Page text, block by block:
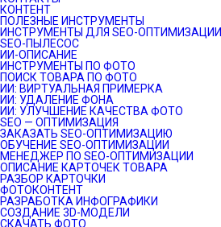
КОНТЕНТ
ПОЛЕЗНЫЕ ИНСТРУМЕНТЫ
ИНСТРУМЕНТЫ ДЛЯ SEO-ОПТИМИЗАЦИИ
SEO-ПЫЛЕСОС
ИИ-ОПИСАНИЕ
ИНСТРУМЕНТЫ ПО ФОТО
ПОИСК ТОВАРА ПО ФОТО
ИИ: ВИРТУАЛЬНАЯ ПРИМЕРКА
ИИ: УДАЛЕНИЕ ФОНА
ИИ: УЛУЧШЕНИЕ КАЧЕСТВА ФОТО
SEO — ОПТИМИЗАЦИЯ
ЗАКАЗАТЬ SEO-ОПТИМИЗАЦИЮ
ОБУЧЕНИЕ SEO-ОПТИМИЗАЦИИ
МЕНЕДЖЕР ПО SEO-ОПТИМИЗАЦИИ
ОПИСАНИЕ КАРТОЧЕК ТОВАРА
РАЗБОР КАРТОЧКИ
ФОТОКОНТЕНТ
РАЗРАБОТКА ИНФОГРАФИКИ
СОЗДАНИЕ 3D-МОДЕЛИ
СКАЧАТЬ ФОТО